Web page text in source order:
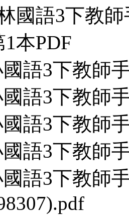
國語3下教
本PDF
語3下教師
語3下教師
語3下教師
語3下教師
國語3下教師